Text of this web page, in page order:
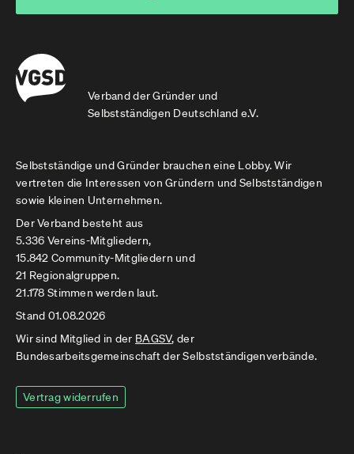
Verband der Gründer und
Selbstständigen Deutschland e.V.
Selbstständige und Gründer brauchen eine Lobby. Wir
vertreten die Interessen von Gründern und Selbstständigen
sowie kleinen Unternehmen.
Der Verband besteht aus
5.336 Vereins-Mitgliedern,
15.842 Community-Mitgliedern und
21 Regionalgruppen.
21.178 Stimmen werden laut.
Stand 01.08.2026
Wir sind Mitglied in der BAGSV, der
Bundesarbeitsgemeinschaft der Selbstständigenverbände.
Vertrag widerrufen